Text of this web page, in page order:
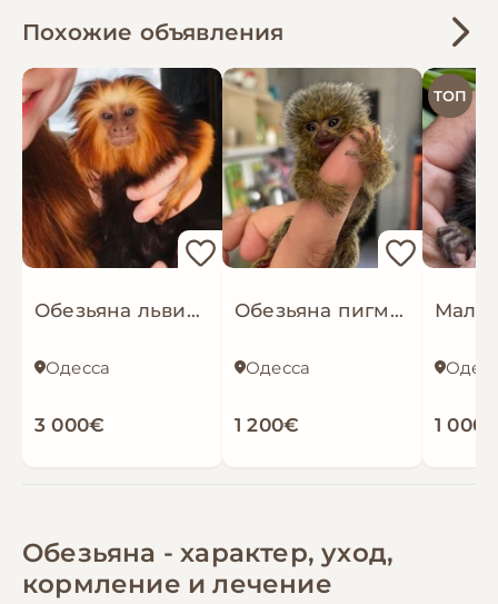
Похожие объявления
Обезьяна львиноголовый тамарин обезьянка львиная игрунка
Одесса
3 000€
Обезьяна пигмей обезьянка игрунка мармозетка
Одесса
1 200€
ТОП
1 000$
Обезьяна - характер, уход,
кормление и лечение